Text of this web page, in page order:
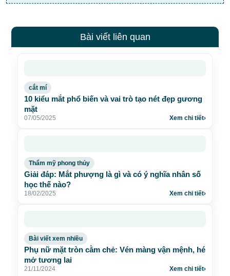
Bài viết liên quan
cắt mí
10 kiểu mắt phổ biến và vai trò tạo nét đẹp gương
mặt
07/05/2025 Xem chi tiết›
Thẩm mỹ phong thủy
Giải đáp: Mắt phượng là gì và có ý nghĩa nhân số
học thế nào?
18/02/2025 Xem chi tiết›
Bài viết xem nhiều
Phụ nữ mặt tròn cằm chẻ: Vén màng vận mệnh, hé
mở tương lai
21/11/2024 Xem chi tiết›